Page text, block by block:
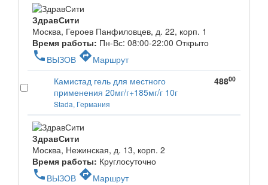
ЗдравСити
Москва, Героев Панфиловцев, д. 22, корп. 1
Время работы: Пн-Вс: 08:00-22:00 Открыто
phone ВЫЗОВ directionsМаршрут
Камистад гель для местного
применения 20мг/г+185мг/г 10г
Stada, Германия
48800
ЗдравСити
Москва, Нежинская, д. 13, корп. 2
Время работы: Круглосуточно
phone ВЫЗОВ directionsМаршрут